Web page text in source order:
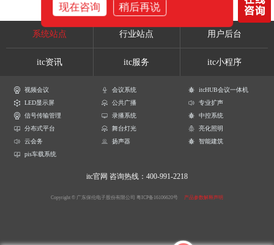
系统站点 行业站点 用户后台
itc资讯 itc服务 itc小程序
视频会议 会议系统
itcHUB会议一体机
LED显示屏
公共广播
专业扩声
信号传输管理
录播系统
中控系统
分布式平台
舞台灯光
亮化照明
云会务
扬声器
智能建筑
pis车载系统
itc官网 咨询热线：400-991-2218
Copyright © 广东保伦电子股份有限公司 粤ICP备16106620号 产品参数解释声明
现在咨询 稍后再说